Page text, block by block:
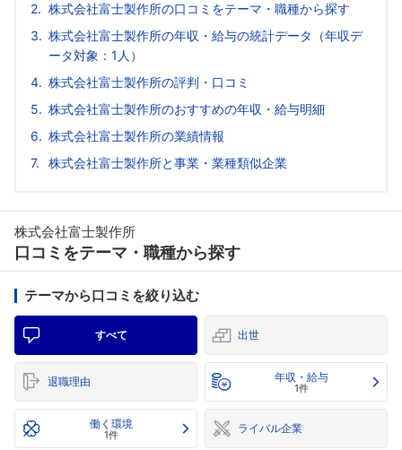
株式会社富士製作所の口コミをテーマ・職種から探す
株式会社富士製作所の年収・給与の統計データ（年収デ
ータ対象：1人）
株式会社富士製作所の評判・口コミ
株式会社富士製作所のおすすめの年収・給与明細
株式会社富士製作所の業績情報
株式会社富士製作所と事業・業種類似企業
株式会社富士製作所
口コミをテーマ・職種から探す
テーマから口コミを絞り込む
すべて 出世
退職理由 年収・給与
1件
働く環境
1件 ライバル企業